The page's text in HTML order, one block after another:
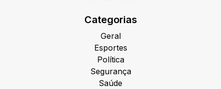
Categorias
Geral
Esportes
Política
Segurança
Saúde